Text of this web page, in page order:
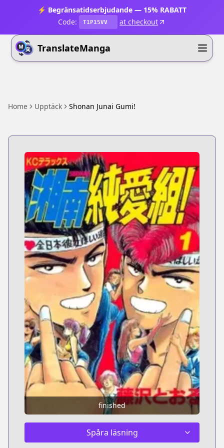
⚡ Begränsatidserbjudande — 15% RABATT
Code:
T1P15VV at checkout
TranslateManga
Home Upptäck Shonan Junai Gumi!
finished
Spåra läsning